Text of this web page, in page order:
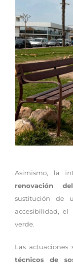
Asimismo, la
renovación
sustitución de
accesibilidad,
verde.
Las actuaciones
técnicos de